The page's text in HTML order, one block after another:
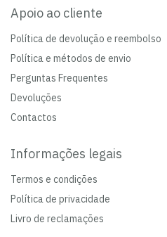
Apoio ao cliente
Política de devolução e reembolso
Política e métodos de envio
Perguntas Frequentes
Devoluções
Contactos
Informações legais
Termos e condições
Política de privacidade
Livro de reclamações